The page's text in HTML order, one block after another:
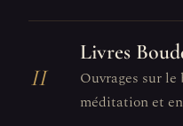
II
Livres
Ouvrages sur le
méditation et